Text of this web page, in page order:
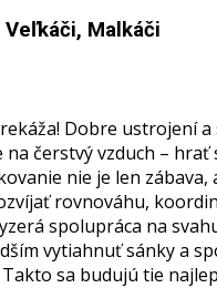
Malkáči
Dobre ustrojení a
čerstvý vzduch – hrať
nie je len zábava,
rovnováhu,
spolupráca na
vytiahnuť sánky a
Takto sa budujú tie